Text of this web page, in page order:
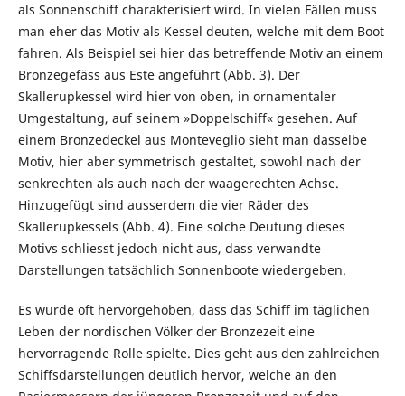
als Sonnenschiff charakterisiert wird. In vielen Fällen muss
man eher das Motiv als Kessel deuten, welche mit dem Boot
fahren. Als Beispiel sei hier das betreffende Motiv an einem
Bronzegefäss aus Este angeführt (Abb. 3). Der
Skallerupkessel wird hier von oben, in ornamentaler
Umgestaltung, auf seinem »Doppelschiff« gesehen. Auf
einem Bronzedeckel aus Monteveglio sieht man dasselbe
Motiv, hier aber symmetrisch gestaltet, sowohl nach der
senkrechten als auch nach der waagerechten Achse.
Hinzugefügt sind ausserdem die vier Räder des
Skallerupkessels (Abb. 4). Eine solche Deutung dieses
Motivs schliesst jedoch nicht aus, dass verwandte
Darstellungen tatsächlich Sonnenboote wiedergeben.
Es wurde oft hervorgehoben, dass das Schiff im täglichen
Leben der nordischen Völker der Bronzezeit eine
hervorragende Rolle spielte. Dies geht aus den zahlreichen
Schiffsdarstellungen deutlich hervor, welche an den